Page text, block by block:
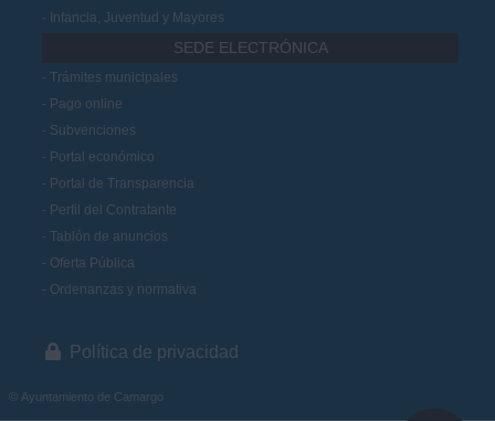
Infancia, Juventud y Mayores
SEDE ELECTRÓNICA
Trámites municipales
Pago online
Subvenciones
Portal económico
Portal de Transparencia
Perfil del Contratante
Tablón de anuncios
Oferta Pública
Ordenanzas y normativa
Política de privacidad
© Ayuntamiento de Camargo